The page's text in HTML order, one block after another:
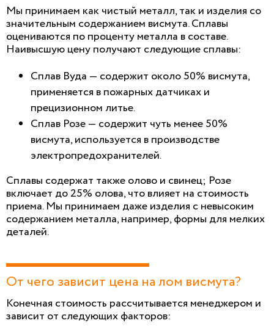
Мы принимаем как чистый металл, так и изделия со
значительным содержанием висмута. Сплавы
оцениваются по проценту металла в составе.
Наивысшую цену получают следующие сплавы:
Сплав Вуда — содержит около 50% висмута,
применяется в пожарных датчиках и
прецизионном литье.
Сплав Розе — содержит чуть менее 50%
висмута, используется в производстве
электропредохранителей.
Сплавы содержат также олово и свинец; Розе
включает до 25% олова, что влияет на стоимость
приема. Мы принимаем даже изделия с невысоким
содержанием металла, например, формы для мелких
деталей.
От чего зависит цена на лом висмута?
Конечная стоимость рассчитывается менеджером и
зависит от следующих факторов: